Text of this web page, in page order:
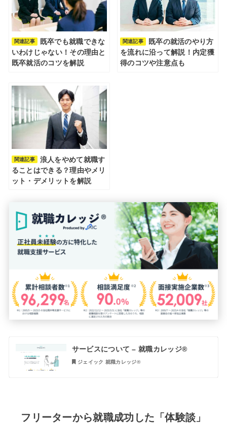
関連記事
既卒でも就職できな
いわけじゃない！その理由と
既卒就活のコツを解説
関連記事
既卒の就活のやり方
を流れに沿って解説！内定獲
得のコツや注意点も
関連記事
浪人をやめて就職す
ることはできる？理由やメリ
ット・デメリットを解説
サービスについて – 就職カレッジ®
ジェイック 就職カレッジ®︎
フリーターから就職成功した「体験談」